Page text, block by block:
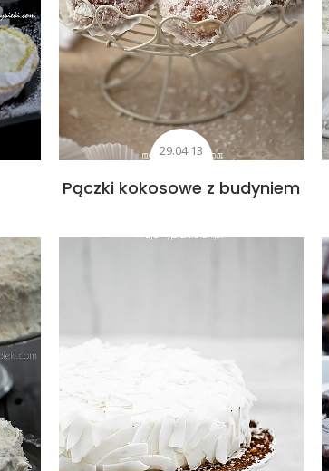
29.04.13
Pączki kokosowe z budyniem